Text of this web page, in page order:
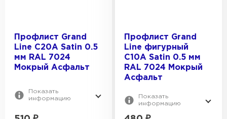
Профлист Grand
Line C20A Satin 0.5
мм RAL 7024
Мокрый Асфальт
Показать
информацию
Профлист Grand
Line фигурный
C10A Satin 0.5 мм
RAL 7024 Мокрый
Асфальт
Показать
информацию
Рулонная кровля